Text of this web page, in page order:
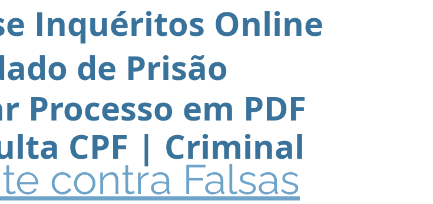
contra Falsas
Inquéritos Online
de Prisão
Processo em PDF
CPF | Criminal